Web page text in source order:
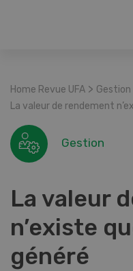
Home Revue UFA > Gestion
La valeur de rendement
Gestion
La valeur
n’existe
généré